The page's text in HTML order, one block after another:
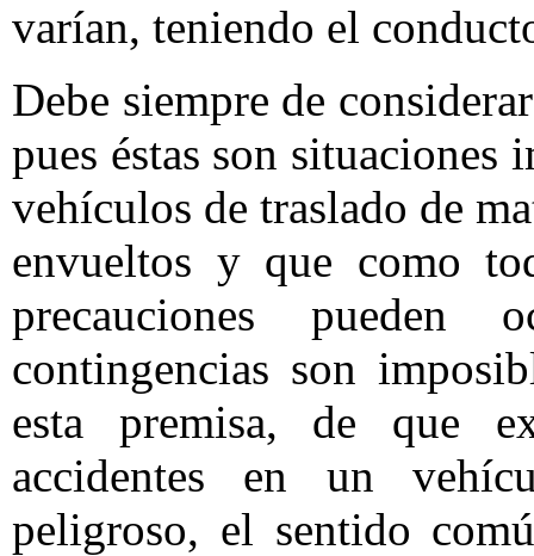
varían, teniendo el
Debe siempre de
pues éstas son situaciones
vehículos de traslado de
envueltos y que como
precauciones pueden
contingencias son
esta premisa, de que
accidentes en un
peligroso, el sentido